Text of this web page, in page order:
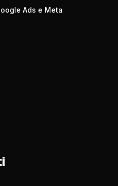
Ads e Meta